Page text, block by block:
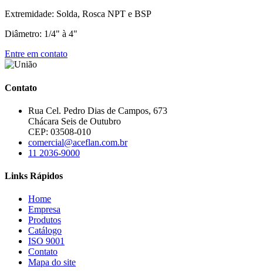
Extremidade: Solda, Rosca NPT e BSP
Diâmetro: 1/4" à 4"
Entre em contato
Contato
Rua Cel. Pedro Dias de Campos, 673
Chácara Seis de Outubro
CEP: 03508-010
comercial@aceflan.com.br
11 2036-9000
Links Rápidos
Home
Empresa
Produtos
Catálogo
ISO 9001
Contato
Mapa do site